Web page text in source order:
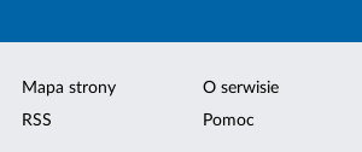
Mapa strony
RSS
O serwisie
Pomoc